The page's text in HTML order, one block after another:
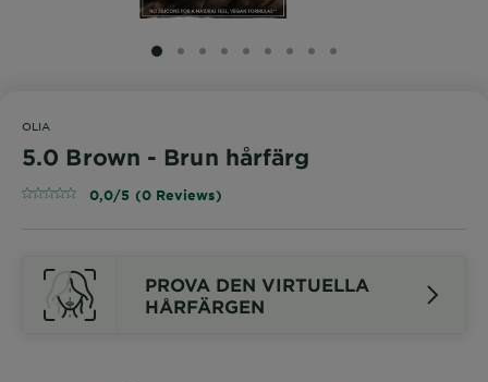
SLIDE 1
SLIDE 2
SLIDE 3
SLIDE 4
SLIDE 5
SLIDE 6
SLIDE 7
SLIDE 8
SLIDE 9
OLIA
5.0 Brown - Brun hårfärg
0,0/5 (0 Reviews)
PROVA DEN VIRTUELLA
HÅRFÄRGEN